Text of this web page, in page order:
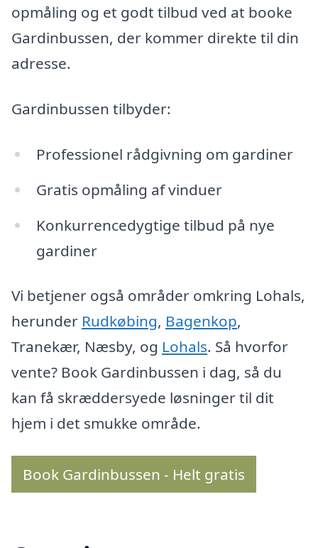
opmåling og et godt tilbud ved at booke
Gardinbussen, der kommer direkte til din
adresse.
Gardinbussen tilbyder:
Professionel rådgivning om gardiner
Gratis opmåling af vinduer
Konkurrencedygtige tilbud på nye
gardiner
Vi betjener også områder omkring Lohals,
herunder Rudkøbing, Bagenkop,
Tranekær, Næsby, og Lohals. Så hvorfor
vente? Book Gardinbussen i dag, så du
kan få skræddersyede løsninger til dit
hjem i det smukke område.
Book Gardinbussen - Helt gratis